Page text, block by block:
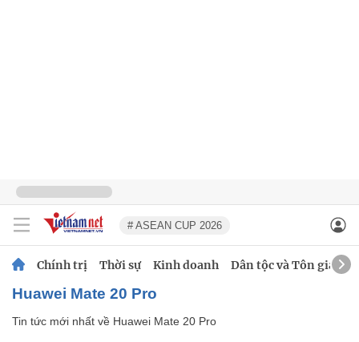
# ASEAN CUP 2026
Chính trị Thời sự Kinh doanh Dân tộc và Tôn giáo
Huawei Mate 20 Pro
Tin tức mới nhất về Huawei Mate 20 Pro